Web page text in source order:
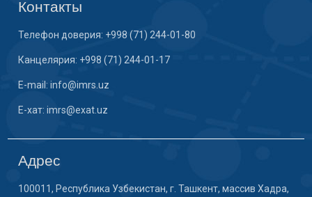
Контакты
Телефон доверия: +998 (71) 244-01-80
Канцелярия: +998 (71) 244-01-17
E-mail: info@imrs.uz
E-хат: imrs@exat.uz
Адрес
100011, Республика Узбекистан, г. Ташкент, массив Хадра,